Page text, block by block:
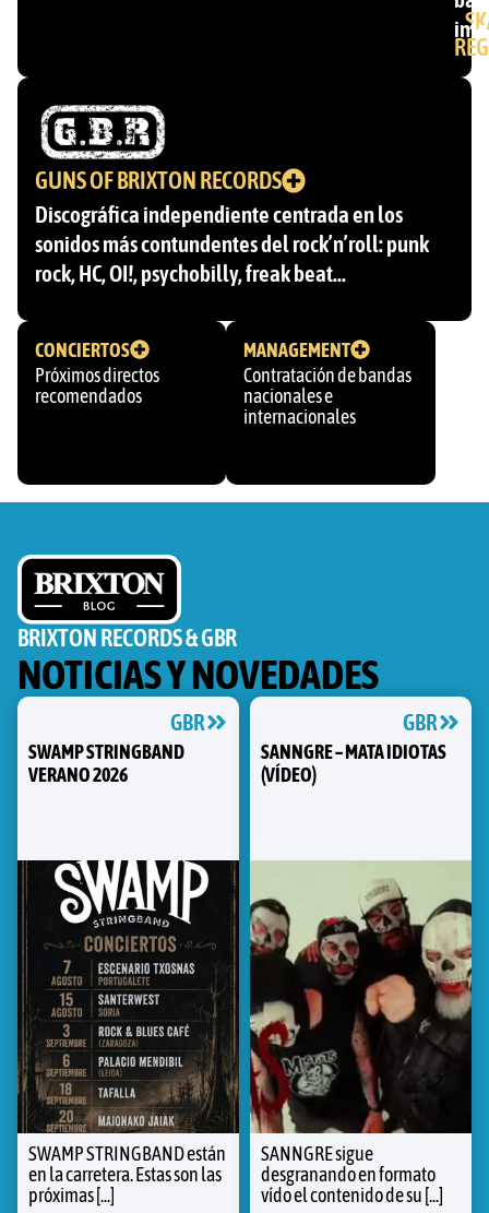
GUNS OF BRIXTON RECORDS
Discográfica independiente centrada en los
sonidos más contundentes del rock’n’roll: punk
rock, HC, OI!, psychobilly, freak beat…
CONCIERTOS
Próximos directos
recomendados
MANAGEMENT
Contratación de bandas
nacionales e
internacionales
BRIXTON RECORDS & GBR
NOTICIAS Y NOVEDADES
GBR
SWAMP STRINGBAND
VERANO 2026
SWAMP STRINGBAND están
en la carretera. Estas son las
próximas [...]
GBR
SANNGRE – MATA IDIOTAS
(VÍDEO)
SANNGRE sigue
desgranando en formato
vído el contenido de su [...]